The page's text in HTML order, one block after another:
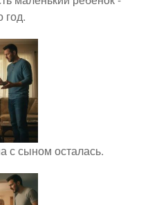
год.
с сыном осталась.